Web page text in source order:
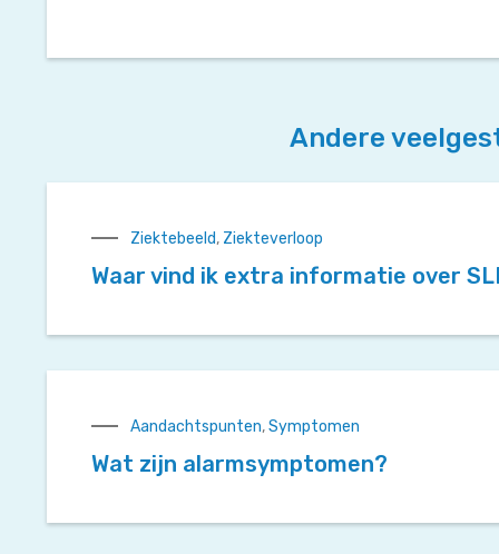
Andere
Ziektebeeld, Ziekteverloop
Waar vind ik extra informatie over
Aandachtspunten,Symptomen
Wat zijn alarmsymptomen?